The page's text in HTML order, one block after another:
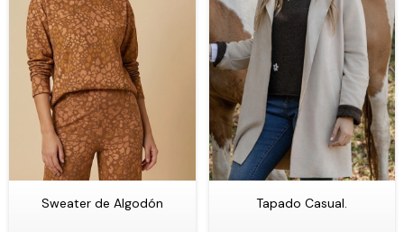
Sweater de Algodón Tapado Casual.